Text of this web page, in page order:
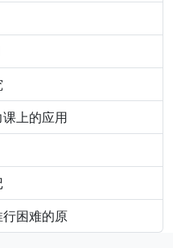
上的应用
困难的原